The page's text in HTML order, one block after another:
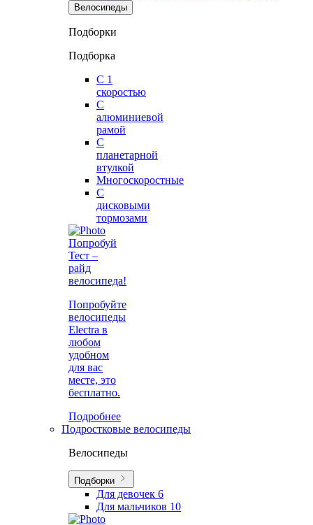
Велосипеды
Подборки
Подборка
С 1
скоростью
С
алюминиевой
рамой
С
планетарной
втулкой
Многоскоростные
С
дисковыми
тормозами
Попробуй
Тест –
райд
велосипеда!
Попробуйте
велосипеды
Electra в
любом
удобном
для вас
месте, это
бесплатно.
Подробнее
Подростковые велосипеды
Велосипеды
Подборки
Для девочек 6
Для мальчиков 10